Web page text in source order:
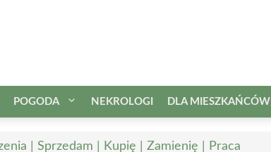
POGODA NEKROLOGI DLA MIESZKAŃCÓW
| Sprzedam | Kupię | Zamienię | Praca